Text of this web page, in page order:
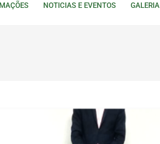
NOTICIAS E EVENTOS GALERIA